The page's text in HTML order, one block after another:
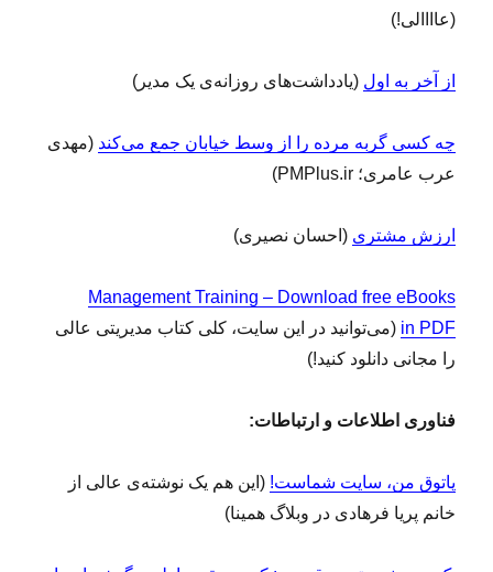
(عاااالی!)
از آخر به اول (یادداشت‌های روزانه‌ی یک مدیر)
چه کسی گربه مرده را از وسط خیابان جمع می‌کند (مهدی
عرب عامری؛ PMPlus.ir)
ارزش مشتری (احسان نصیری)
Management Training – Download free eBooks
in PDF (می‌توانید در این سایت، کلی کتاب مدیریتی عالی
را مجانی دانلود کنید!)
فناوری اطلاعات و ارتباطات:
پاتوق من، سایت شماست! (این هم یک نوشته‌ی عالی از
خانم پریا فرهادی در وبلاگ همینا)